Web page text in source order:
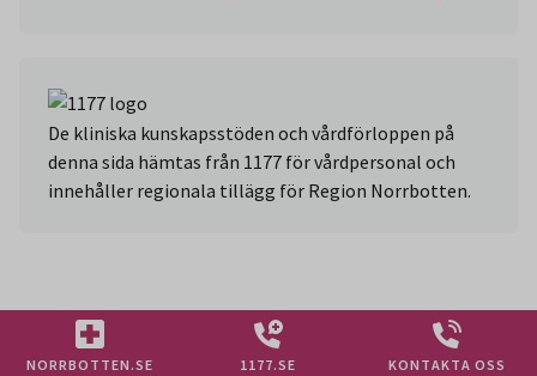
De kliniska kunskapsstöden och vårdförloppen på
denna sida hämtas från 1177 för vårdpersonal och
innehåller regionala tillägg för Region Norrbotten.
NORRBOTTEN.SE 1177.SE KONTAKTA OSS